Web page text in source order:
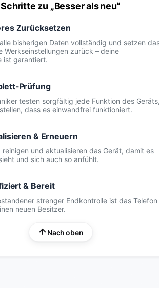
zu „Besser als neu“
Zurücksetzen
bisherigen Daten vollständig und setzen
Werkseinstellungen zurück – deine
ist garantiert.
Prüfung
testen sorgfältig jede Funktion des
dass es einwandfrei funktioniert.
& Erneuern
reinigen und aktualisieren das Gerät, damit es
und sich auch so anfühlt.
& Bereit
strenger Endkontrolle ist das Telefon
neuen Besitzer.
Nach oben